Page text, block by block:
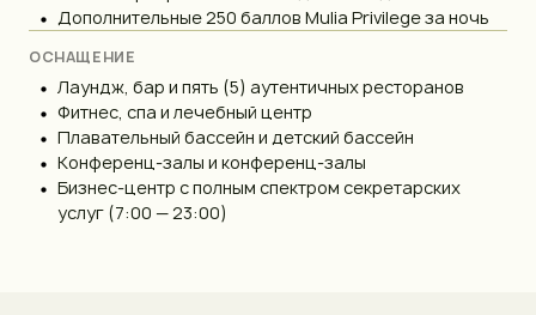
Дополнительные 250 баллов Mulia Privilege за ночь
ОСНАЩЕНИЕ
Лаундж, бар и пять (5) аутентичных ресторанов
Фитнес, спа и лечебный центр
Плавательный бассейн и детский бассейн
Конференц-залы и конференц-залы
Бизнес-центр с полным спектром секретарских
услуг (7:00 — 23:00)